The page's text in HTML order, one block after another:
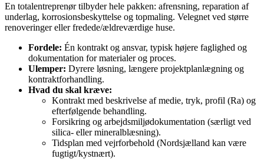
En totalentreprenør tilbyder hele pakken: afrensning, reparation af
underlag, korrosionsbeskyttelse og topmaling. Velegnet ved større
renoveringer eller fredede/ældreværdige huse.
Fordele: Én kontrakt og ansvar, typisk højere faglighed og
dokumentation for materialer og proces.
Ulemper: Dyrere løsning, længere projektplanlægning og
kontraktforhandling.
Hvad du skal kræve:
Kontrakt med beskrivelse af medie, tryk, profil (Ra) og
efterfølgende behandling.
Forsikring og arbejdsmiljødokumentation (særligt ved
silica- eller mineralblæsning).
Tidsplan med vejrforbehold (Nordsjælland kan være
fugtigt/kystnært).